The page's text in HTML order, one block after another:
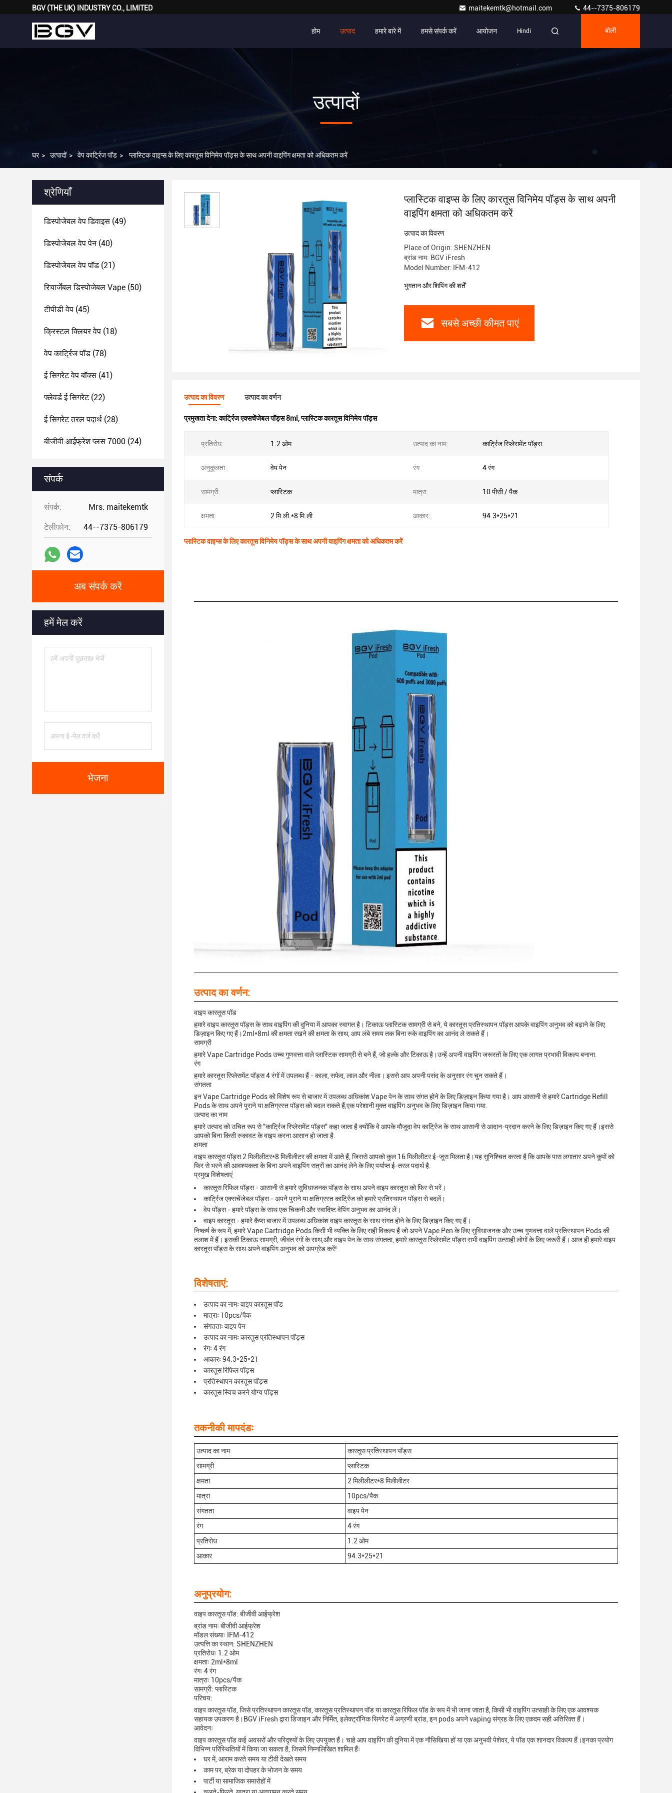
BGV (THE UK) INDUSTRY CO., LIMITED maitekemtk@hotmail.com 44--7375-806179
होम उत्पाद हमारे बारे में हमसे संपर्क करें आयोजन Hindi बोली
उत्पादों
घर > उत्पादों > वेप कार्ट्रिज पॉड > प्लास्टिक वाइप्स के लिए कारतूस विनिमेय पॉड्स के साथ अपनी वाइपिंग क्षमता को अधिकतम करें
श्रेणियाँ
डिस्पोजेबल वेप डिवाइस (49)
डिस्पोजेबल वेप पेन(40)
डिस्पोजेबल वेप पॉड (21)
रिचार्जेबल डिस्पोजेबल Vape (50)
टीपीडी वेप (45)
क्रिस्टल क्लियर वेप (18)
वेप कार्ट्रिज पॉड (78)
ई सिगरेट वेप बॉक्स (41)
फ्लेवर्ड ई सिगरेट(22)
ई सिगरेट तरल पदार्थ (28)
बीजीवी आईफ्रेश प्लस 7000 (24)
संपर्क
संपर्क: Mrs. maitekemtk
टेलीफोन: 44--7375-806179
अब संपर्क करें
हमें मेल करें
भेजना
प्लास्टिक वाइप्स के लिए कारतूस विनिमेय पॉड्स के साथ अपनी
वाइपिंग क्षमता को अधिकतम करें
उत्पाद का विवरण
Place of Origin: SHENZHEN
ब्रांड नाम: BGV iFresh
Model Number: IFM-412
भुगतान और शिपिंग की शर्तें
सबसे अच्छी कीमत पाएं
उत्पाद का विवरण उत्पाद का वर्णन
प्रमुखता देना:कार्ट्रिज एक्सचेंजेबल पॉड्स 8ml ,प्लास्टिक कारतूस विनिमेय पॉड्स
प्रतिरोध: 1.2 ओम उत्पाद का नाम: कार्ट्रिज रिप्लेसमेंट पॉड्स
अनुकूलता: वेप पेन रंग: 4 रंग
सामग्री: प्लास्टिक मात्रा: 10 पीसी / पैक
क्षमता: 2 मि.ली.*8 मि.ली आकार: 94.3*25*21
प्लास्टिक वाइप्स के लिए कारतूस विनिमेय पॉड्स के साथ अपनी वाइपिंग क्षमता को अधिकतम करें
उत्पाद का वर्णन:
वाइप कारतूस पॉड
हमारे वाइप कारतूस पॉड्स के साथ वाइपिंग की दुनिया में आपका स्वागत है। टिकाऊ प्लास्टिक सामग्री से बने, ये कारतूस प्रतिस्थापन पॉड्स आपके वाइपिंग अनुभव को बढ़ाने के लिए
डिज़ाइन किए गए हैं।2ml*8ml की क्षमता रखने की क्षमता के साथ, आप लंबे समय तक बिना रुके वाइपिंग का आनंद ले सकते हैं।
सामग्री
हमारे Vape Cartridge Pods उच्च गुणवत्ता वाले प्लास्टिक सामग्री से बने हैं, जो हल्के और टिकाऊ है।उन्हें अपनी वाइपिंग जरूरतों के लिए एक लागत प्रभावी विकल्प बनाना.
रंग
हमारे कारतूस रिप्लेसमेंट पॉड्स 4 रंगों में उपलब्ध हैं - काला, सफेद, लाल और नीला। इससे आप अपनी पसंद के अनुसार रंग चुन सकते हैं।
संगतता
इन Vape Cartridge Pods को विशेष रूप से बाजार में उपलब्ध अधिकांश Vape पेन के साथ संगत होने के लिए डिज़ाइन किया गया है। आप आसानी से हमारे Cartridge Refill
Pods के साथ अपने पुराने या क्षतिग्रस्त पॉड्स को बदल सकते हैं,एक परेशानी मुक्त वाइपिंग अनुभव के लिए डिज़ाइन किया गया.
उत्पाद का नाम
हमारे उत्पाद को उचित रूप से "कार्ट्रिज रिप्लेसमेंट पॉड्स" कहा जाता है क्योंकि वे आपके मौजूदा वेप कार्ट्रिज के साथ आसानी से आदान-प्रदान करने के लिए डिज़ाइन किए गए हैं।इससे
आपको बिना किसी रुकावट के वाइप करना आसान हो जाता है.
क्षमता
वाइप कारतूस पॉड्स 2 मिलीलीटर*8 मिलीलीटर की क्षमता में आते हैं, जिससे आपको कुल 16 मिलीलीटर ई-जूस मिलता है।यह सुनिश्चित करता है कि आपके पास लगातार अपने कूपों को
फिर से भरने की आवश्यकता के बिना अपने वाइपिंग सत्रों का आनंद लेने के लिए पर्याप्त ई-तरल पदार्थ है.
प्रमुख विशेषताएं
कारतूस रिफिल पॉड्स - आसानी से हमारे सुविधाजनक पॉड्स के साथ अपने वाइप कारतूस को फिर से भरें।
कार्ट्रिज एक्सचेंजेबल पॉड्स - अपने पुराने या क्षतिग्रस्त कार्ट्रिज को हमारे प्रतिस्थापन पॉड्स से बदलें।
वेप पॉड्स - हमारे पॉड्स के साथ एक चिकनी और स्वादिष्ट वेपिंग अनुभव का आनंद लें।
वाइप कारतूस - हमारे कैप्स बाजार में उपलब्ध अधिकांश वाइप कारतूस के साथ संगत होने के लिए डिज़ाइन किए गए हैं।
निष्कर्ष के रूप में, हमारे Vape Cartridge Pods किसी भी व्यक्ति के लिए सही विकल्प हैं जो अपने Vape Pen के लिए सुविधाजनक और उच्च गुणवत्ता वाले प्रतिस्थापन Pods की
तलाश में हैं। इसकी टिकाऊ सामग्री, जीवंत रंगों के साथ,और वाइप पेन के साथ संगतता, हमारे कारतूस रिप्लेसमेंट पॉड्स सभी वाइपिंग उत्साही लोगों के लिए जरूरी हैं। आज ही हमारे वाइप
कारतूस पॉड्स के साथ अपने वाइपिंग अनुभव को अपग्रेड करें!
विशेषताएं:
उत्पाद का नामः वाइप कारतूस पॉड
मात्राः 10pcs/पैक
संगतताः वाइप पेन
उत्पाद का नामः कारतूस प्रतिस्थापन पॉड्स
रंगः 4 रंग
आकारः 94.3*25*21
कारतूस रिफिल पॉड्स
प्रतिस्थापन कारतूस पॉड्स
कारतूस स्विच करने योग्य पॉड्स
तकनीकी मापदंडः
उत्पाद का नाम
कारतूस प्रतिस्थापन पॉड्स
सामग्री
प्लास्टिक
क्षमता
2 मिलीलीटर*8 मिलीलीटर
मात्रा
10pcs/पैक
संगतता
वाइप पेन
रंग
4 रंग
प्रतिरोध
1.2 ओम
आकार
94.3*25*21
अनुप्रयोग:
वाइप कारतूस पॉड: बीजीवी आईफ्रेश
ब्रांड नामः बीजीवी आईफ्रेश
मॉडल संख्याः IFM-412
उत्पत्ति का स्थान: SHENZHEN
प्रतिरोधः 1.2 ओम
क्षमताः 2ml*8ml
रंगः 4 रंग
मात्राः 10pcs/पैक
सामग्री: प्लास्टिक
परिचय:
वाइप कारतूस पॉड, जिसे प्रतिस्थापन कारतूस पॉड, कारतूस प्रतिस्थापन पॉड या कारतूस रिफिल पॉड के रूप में भी जाना जाता है, किसी भी वाइपिंग उत्साही के लिए एक आवश्यक
सहायक उपकरण है।BGV iFresh द्वारा डिजाइन और निर्मित, इलेक्ट्रॉनिक सिगरेट में अग्रणी ब्रांड, इन pods अपने vaping संग्रह के लिए एकदम सही अतिरिक्त हैं।
आवेदनः
वाइप कारतूस पॉड कई अवसरों और परिदृश्यों के लिए उपयुक्त हैं। चाहे आप वाइपिंग की दुनिया में एक नौसिखिया हों या एक अनुभवी पेशेवर, ये पॉड एक शानदार विकल्प हैं।इनका प्रयोग
विभिन्न परिस्थितियों में किया जा सकता है, जिसमें निम्नलिखित शामिल हैंः
घर में, आराम करते समय या टीवी देखते समय
काम पर, ब्रेक या दोपहर के भोजन के समय
पार्टी या सामाजिक समारोहों में